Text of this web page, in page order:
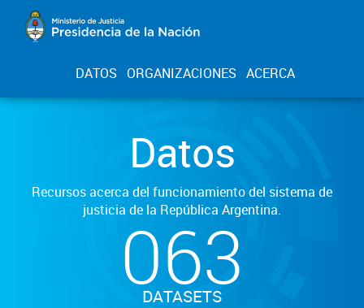
DATOS ORGANIZACIONES ACERCA
Datos
Recursos acerca del funcionamiento del sistema de
justicia de la República Argentina.
063
DATASETS